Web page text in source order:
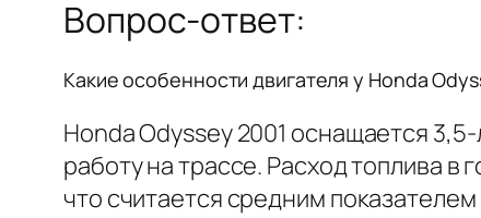
Вопрос-ответ:
Какие особенности двигателя у Honda
Honda Odyssey 2001 оснащается
работу на трассе. Расход топлива в
что считается средним